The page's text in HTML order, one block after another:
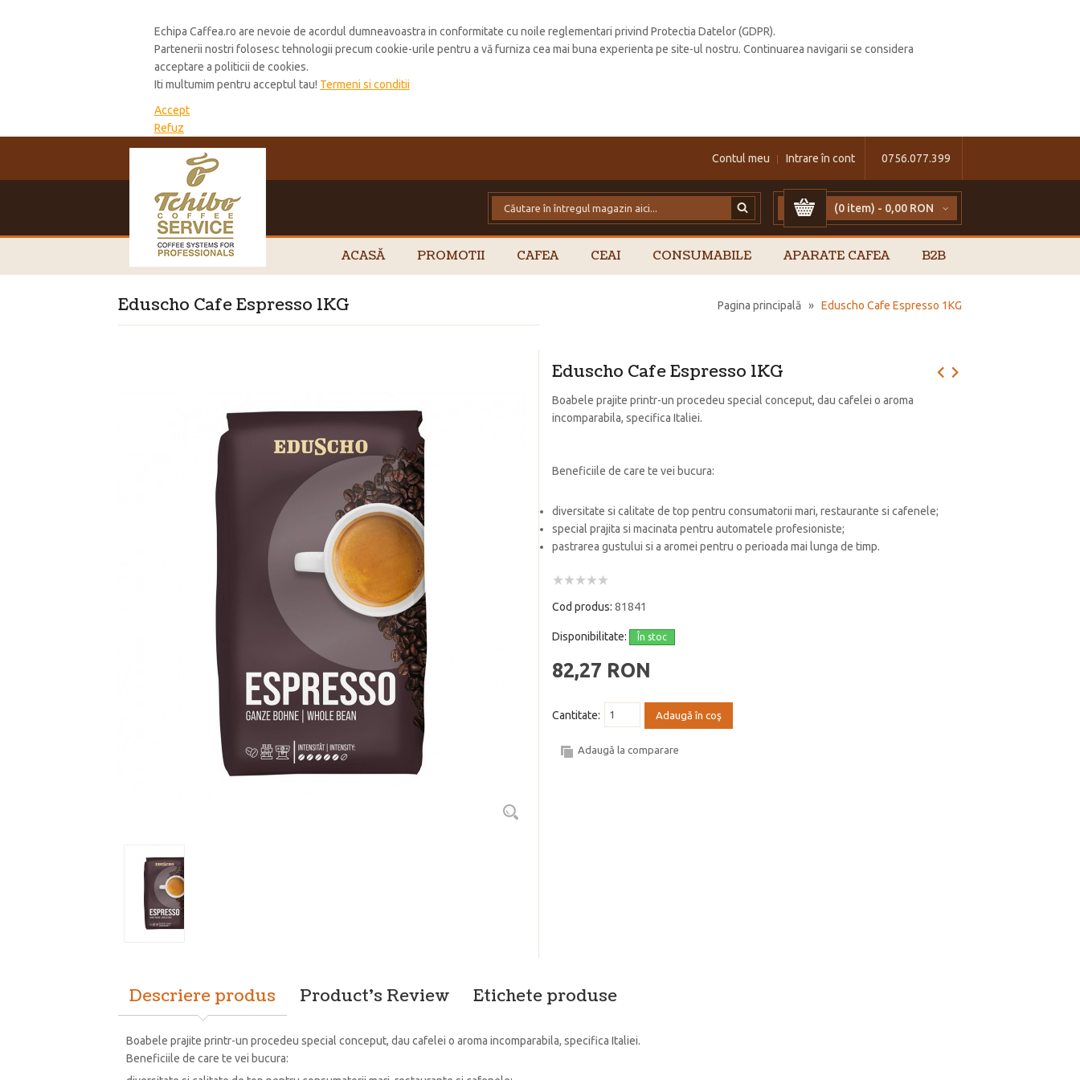
Echipa Caffea.ro are nevoie de acordul dumneavoastra in conformitate cu noile reglementari privind Protectia Datelor (GDPR).
Partenerii nostri folosesc tehnologii precum cookie-urile pentru a vă furniza cea mai buna experienta pe site-ul nostru. Continuarea navigarii se considera
acceptare a politicii de cookies.
Iti multumim pentru acceptul tau! Termeni si conditii
Accept
Refuz
0756.077.399
Contul meu Intrare în cont
(0 item) - 0,00 RON
ACASĂ PROMOTII CAFEA CEAI CONSUMABILE APARATE CAFEA B2B
Pagina principală » Eduscho Cafe Espresso 1KG
Eduscho Cafe Espresso 1KG
Eduscho Cafe Espresso 1KG
Boabele prajite printr-un procedeu special conceput, dau cafelei o aroma
incomparabila, specifica Italiei.
Beneficiile de care te vei bucura:
diversitate si calitate de top pentru consumatorii mari, restaurante si cafenele;
special prajita si macinata pentru automatele profesioniste;
pastrarea gustului si a aromei pentru o perioada mai lunga de timp.
Cod produs: 81841
Disponibilitate: În stoc
82,27 RON
Cantitate: Adaugă în coş
Adaugă la comparare
Descriere produs Product's Review Etichete produse
Boabele prajite printr-un procedeu special conceput, dau cafelei o aroma incomparabila, specifica Italiei.
Beneficiile de care te vei bucura: